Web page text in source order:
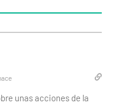
unas acciones de la